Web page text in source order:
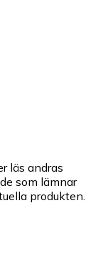
läs andras
som lämnar
produkten.